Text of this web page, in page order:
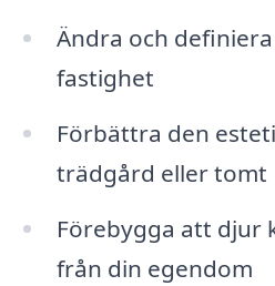
Ändra och
fastighet
Förbättra den
trädgård eller tomt
Förebygga att djur
från din egendom